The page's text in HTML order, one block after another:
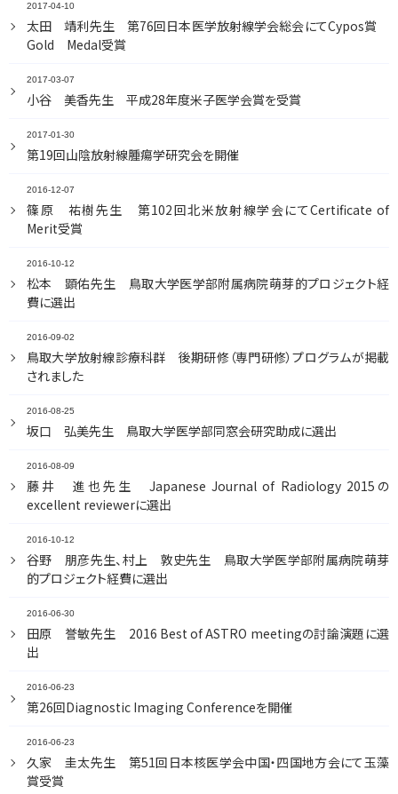
2017-04-10
太田 靖利先生 第76回日本医学放射線学会総会にてCypos賞
Gold Medal受賞
2017-03-07
小谷 美香先生 平成28年度米子医学会賞を受賞
2017-01-30
第19回山陰放射線腫瘍学研究会を開催
2016-12-07
篠原 祐樹先生 第102回北米放射線学会にてCertificate of
Merit受賞
2016-10-12
松本 顕佑先生 鳥取大学医学部附属病院萌芽的プロジェクト経
費に選出
2016-09-02
鳥取大学放射線診療科群 後期研修（専門研修）プログラムが掲載
されました
2016-08-25
坂口 弘美先生 鳥取大学医学部同窓会研究助成に選出
2016-08-09
藤井 進也先生 Japanese Journal of Radiology 2015の
excellent reviewerに選出
2016-10-12
谷野 朋彦先生、村上 敦史先生 鳥取大学医学部附属病院萌芽
的プロジェクト経費に選出
2016-06-30
田原 誉敏先生 2016 Best of ASTRO meetingの討論演題に選
出
2016-06-23
第26回Diagnostic Imaging Conferenceを開催
2016-06-23
久家 圭太先生 第51回日本核医学会中国・四国地方会にて玉藻
賞受賞